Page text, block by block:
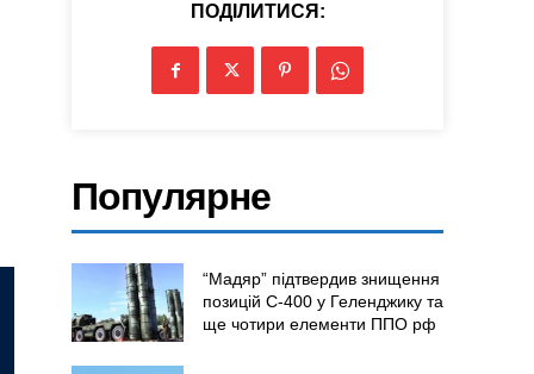
ПОДІЛИТИСЯ:
Популярне
“Мадяр” підтвердив знищення
позицій С-400 у Геленджику та
ще чотири елементи ППО рф